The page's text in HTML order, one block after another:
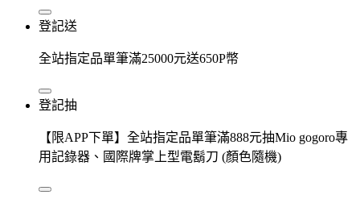
登記送
全站指定品單筆滿25000元送650P幣
登記抽
【限APP下單】全站指定品單筆滿888元抽Mio gogoro專
用記錄器、國際牌掌上型電鬍刀 (顏色隨機)